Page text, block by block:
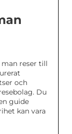
man reser till
och
Du
guide
kan vara